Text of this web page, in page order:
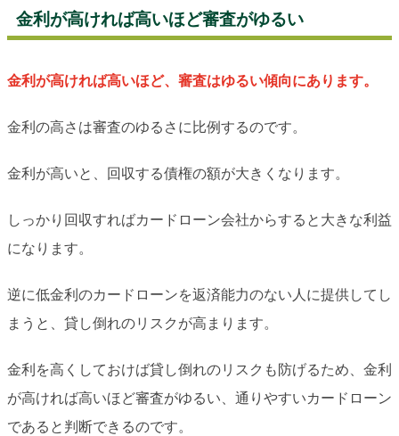
金利が高ければ高いほど審査がゆるい
金利が高ければ高いほど、審査はゆるい傾向にあります。
金利の高さは審査のゆるさに比例するのです。
金利が高いと、回収する債権の額が大きくなります。
しっかり回収すればカードローン会社からすると大きな利益
になります。
逆に低金利のカードローンを返済能力のない人に提供してし
まうと、貸し倒れのリスクが高まります。
金利を高くしておけば貸し倒れのリスクも防げるため、金利
が高ければ高いほど審査がゆるい、通りやすいカードローン
であると判断できるのです。